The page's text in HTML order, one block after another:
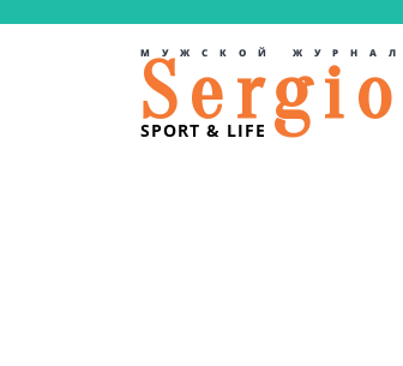
Sergio
SPORT & LIFE
МУЖСКОЙ ЖУРНАЛ